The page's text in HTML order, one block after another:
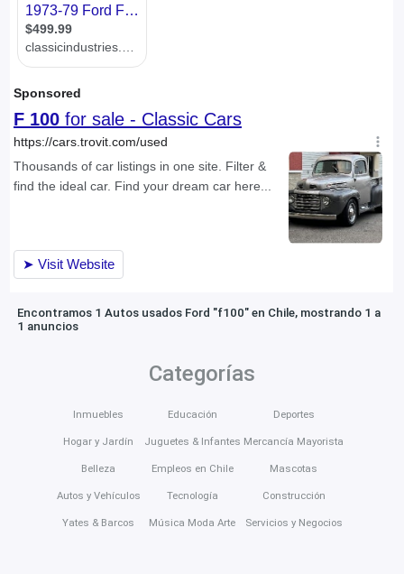
Encontramos 1 Autos usados Ford "f100" en Chile, mostrando 1 a
1 anuncios
Categorías
Inmuebles
Hogar y Jardín
Belleza
Autos y Vehículos
Yates & Barcos
Educación
Juguetes & Infantes
Empleos en Chile
Tecnología
Música Moda Arte
Deportes
Mercancía Mayorista
Mascotas
Construcción
Servicios y Negocios